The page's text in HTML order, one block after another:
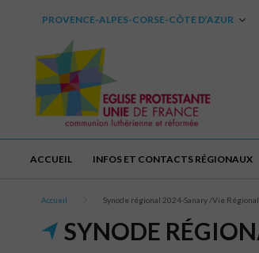
PROVENCE-ALPES-CORSE-CÔTE D’AZUR
ACCUEIL INFOS ET CONTACTS RÉGIONAUX
Accueil Synode régional 2024-Sanary /Vie
SYNODE